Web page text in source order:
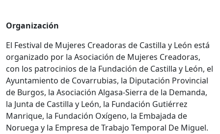
Organización
El Festival de Mujeres Creadoras de Castilla y León está
organizado por la Asociación de Mujeres Creadoras,
con los patrocinios de la Fundación de Castilla y León, el
Ayuntamiento de Covarrubias, la Diputación Provincial
de Burgos, la Asociación Algasa-Sierra de la Demanda,
la Junta de Castilla y León, la Fundación Gutiérrez
Manrique, la Fundación Oxígeno, la Embajada de
Noruega y la Empresa de Trabajo Temporal De Miguel.